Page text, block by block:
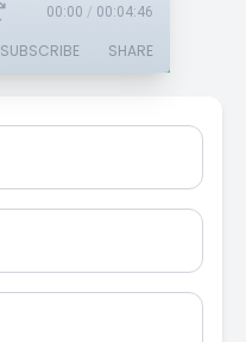
00:00 / 00:04:46
SUBSCRIBE SHARE